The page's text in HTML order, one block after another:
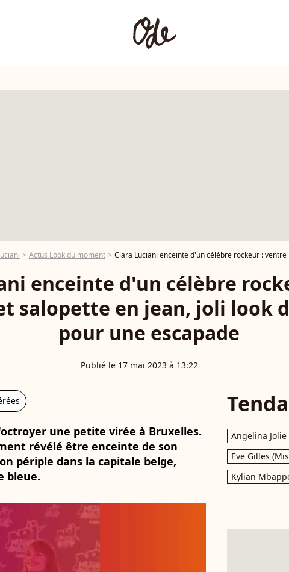
Actus Look du moment Clara Luciani enceinte d'un célèbre rockeur : ventre bien rond et
enceinte d'un célèbre
salopette en jean, joli look
pour une escapade
Publié le 17 mai 2023 à 13:22
une petite virée à Bruxelles.
révélé être enceinte de son
périple dans la capitale belge,
bleue.
Angelina Jolie
Eve Gilles
Kylian